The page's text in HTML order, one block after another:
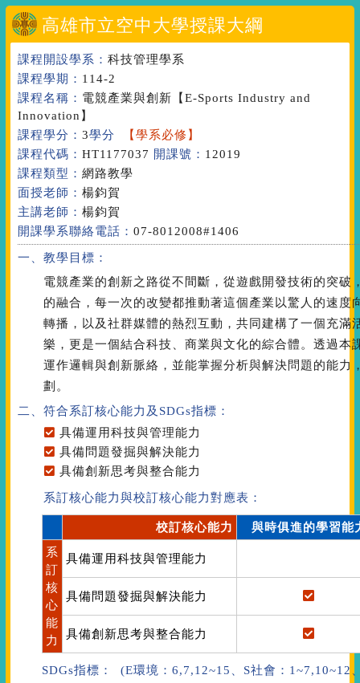
高雄市立空中大學授課大綱
課程開設學系： 科技管理學系
課程學期： 114-2
課程名稱： 電競產業與創新 【E-Sports Industry and
Innovation】
課程學分： 3學分
【學系必修】
課程代碼： HT1177037 開課號： 12019
課程類型： 網路教學
面授老師： 楊鈞賀
主講老師： 楊鈞賀
開課學系聯絡電話： 07-8012008#1406
一、教學目標：
電競產業的創新之路從不間斷，從遊戲開發技術的突破
的融合，每一次的改變都推動著這個產業以驚人的速度
轉播，以及社群媒體的熱烈互動，共同建構了一個充滿
樂，更是一個結合科技、商業與文化的綜合體。透過本
運作邏輯與創新脈絡，並能掌握分析與解決問題的能力
劃。
二、符合系訂核心能力 及SDGs指標 ：
具備運用科技與管理能力
具備問題發掘與解決能力
具備創新思考與整合能力
系訂核心能力與校訂核心能力對應表：
校訂核心能力
與時俱進的學習能
系
訂
核
心
能
力
具備運用科技與管理能力
具備問題發掘與解決能力
具備創新思考與整合能力
SDGs指標： (E環境：6,7,12~15、S社會：